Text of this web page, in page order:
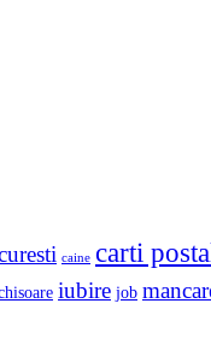
caine carti
iubire job